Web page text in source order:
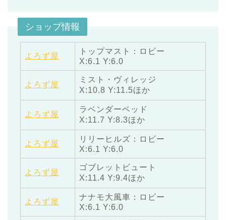
ショップ情報
よろず屋
トップマスト：ロビー
X:6.1 Y:6.0
よろず屋
ミスト・ヴィレッジ
X:10.8 Y:11.5ほか
よろず屋
ラベンダーベッド
X:11.7 Y:8.3ほか
よろず屋
リリーヒルズ：ロビー
X:6.1 Y:6.0
よろず屋
ゴブレットビュート
X:11.4 Y:9.4ほか
よろず屋
ナナモ大風車：ロビー
X:6.1 Y:6.0